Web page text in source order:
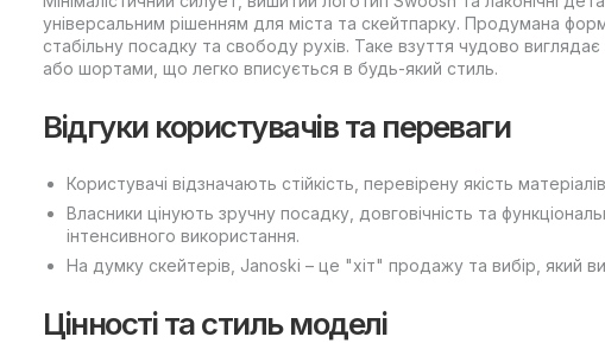
універсальним рішенням для міста та скейтпарку. Продумана
стабільну посадку та свободу рухів. Таке взуття чудово
або шортами, що легко вписується в будь-який стиль.
Відгуки користувачів та переваги
Користувачі відзначають стійкість, перевірену якість
Власники цінують зручну посадку, довговічність та
інтенсивного використання.
На думку скейтерів, Janoski – це "хіт" продажу та вибір, який
Цінності та стиль моделі